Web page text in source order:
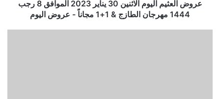
عروض العثيم اليوم الاثنين 30 يناير 2023 الموافق 8 رجب
1444 مهرجان الطازج & 1+1 مجاناً - عروض اليوم